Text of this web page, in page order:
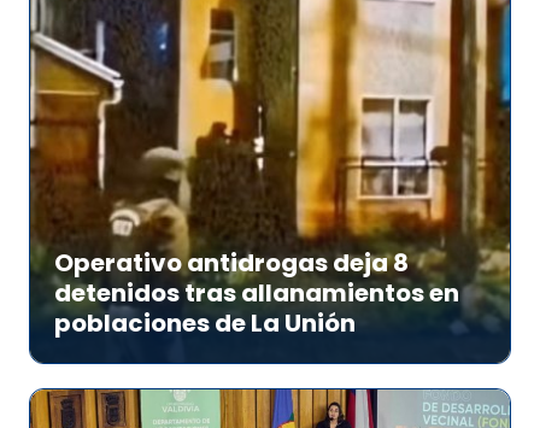
Operativo antidrogas deja 8
detenidos tras allanamientos en
poblaciones de La Unión